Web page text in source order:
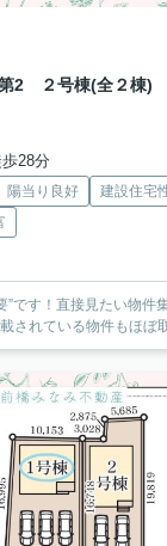
28分
陽当り良好
建設住宅
”です！直接見たい物件
されている物件もほぼ